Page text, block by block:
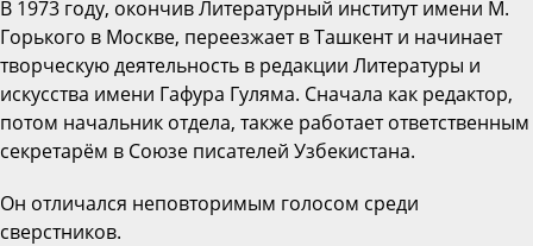
В 1973 году, окончив Литературный институт имени М.
Горького в Москве, переезжает в Ташкент и начинает
творческую деятельность в редакции Литературы и
искусства имени Гафура Гуляма. Сначала как редактор,
потом начальник отдела, также работает ответственным
секретарём в Союзе писателей Узбекистана.
Он отличался неповторимым голосом среди
сверстников.